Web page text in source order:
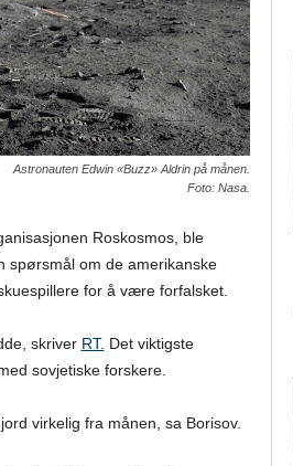
Astronauten Edwin «Buzz» Aldrin på månen.
Foto: Nasa.
Roskosmos, ble
spørsmål om de amerikanske
for å være forfalsket.
skriver RT. Det viktigste
sovjetiske forskere.
virkelig fra månen, sa Borisov.